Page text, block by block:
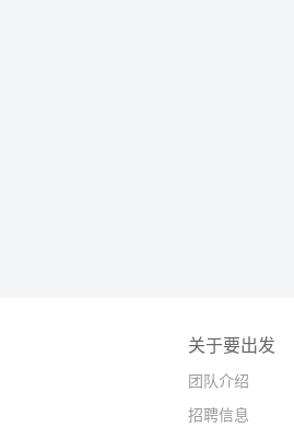
关于要出发
团队介绍
招聘信息